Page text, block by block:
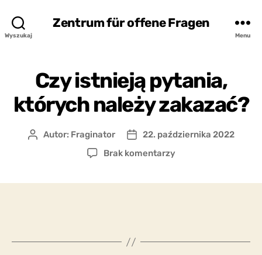
Wyszukaj
Zentrum für offene Fragen
Menu
Czy istnieją pytania,
których należy zakazać?
AutorAutor: Fraginator
Data
wpisu
22. października 2022
Brak komentarzydo